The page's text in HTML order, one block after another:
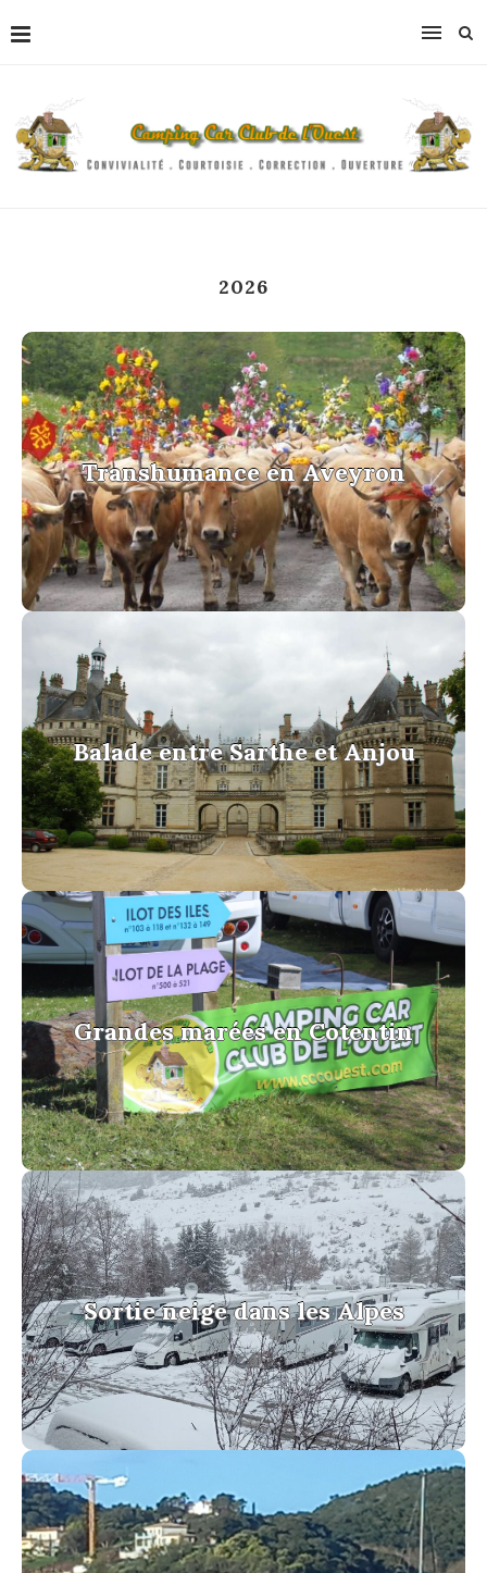
2026
Transhumance en Aveyron
Transhumance en Aveyron
voir la galerie
Balade entre Sarthe et Anjou
Balade entre Sarthe et Anjou
voir la galerie
Grandes marées en Cotentin
Grandes marées en Cotentin
voir la galerie
Sortie neige dans les Alpes
Sortie neige dans les Alpes
voir la galerie
Séjour à Agay